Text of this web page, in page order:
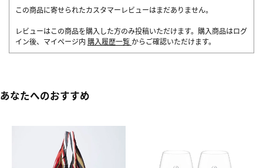
この商品に寄せられたカスタマーレビューはまだありません。
レビューはこの商品を購入した方のみ投稿いただけます。購入商品はログ
イン後、マイページ内 購入履歴一覧 からご確認いただけます。
あなたへのおすすめ